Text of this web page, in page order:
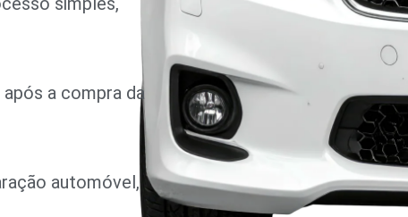
a compra da
automóvel,